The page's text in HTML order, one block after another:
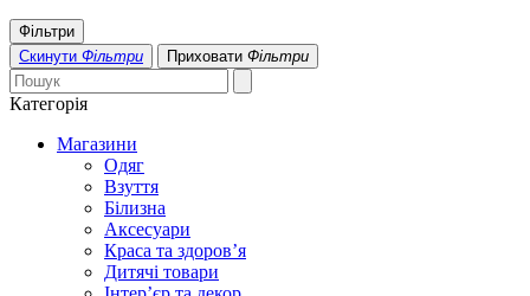
Фільтри
Скинути Фільтри Приховати Фільтри
Категорія
Магазини
Одяг
Взуття
Білизна
Аксесуари
Краса та здоров’я
Дитячі товари